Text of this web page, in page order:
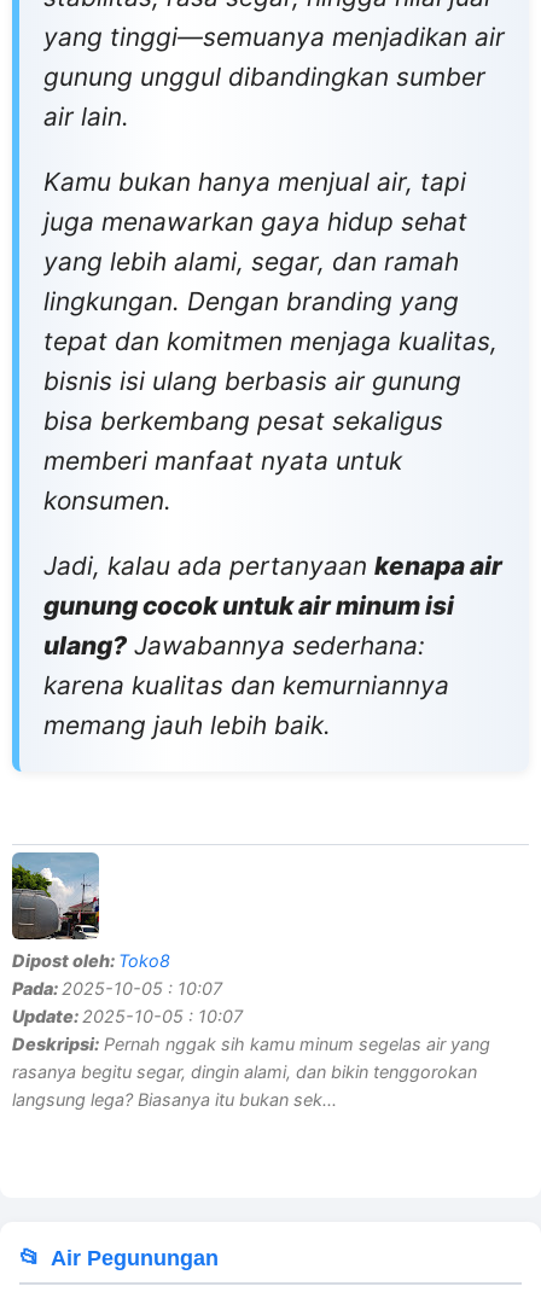
yang tinggi—semuanya menjadikan air
gunung unggul dibandingkan sumber
air lain.
Kamu bukan hanya menjual air, tapi
juga menawarkan gaya hidup sehat
yang lebih alami, segar, dan ramah
lingkungan. Dengan branding yang
tepat dan komitmen menjaga kualitas,
bisnis isi ulang berbasis air gunung
bisa berkembang pesat sekaligus
memberi manfaat nyata untuk
konsumen.
Jadi, kalau ada pertanyaan kenapa air
gunung cocok untuk air minum isi
ulang?Jawabannya sederhana:
karena kualitas dan kemurniannya
memang jauh lebih baik.
Dipost oleh: Toko8
Pada: 2025-10-05 : 10:07
Update: 2025-10-05 : 10:07
Deskripsi: Pernah nggak sih kamu minum segelas air yang
rasanya begitu segar, dingin alami, dan bikin tenggorokan
langsung lega? Biasanya itu bukan sek...
Air Pegunungan